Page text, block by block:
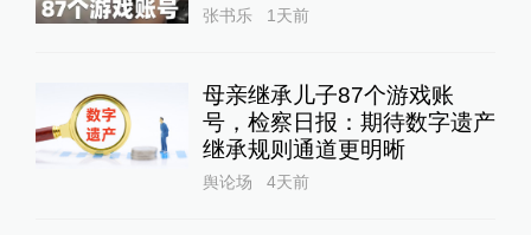
张书乐 1天前
母亲继承儿子87个游戏账
号，检察日报：期待数字遗产
继承规则通道更明晰
舆论场 4天前